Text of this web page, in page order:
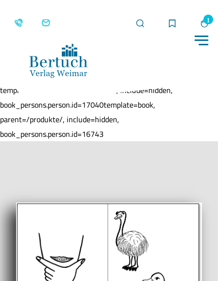
Merkliste
Home Produkte
template=book, parent=/produkte/, include=hidden,
book_persons.person.id=17040template=book,
parent=/produkte/, include=hidden,
book_persons.person.id=16743